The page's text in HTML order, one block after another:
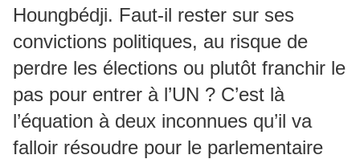
Houngbédji. Faut-il rester sur ses
convictions politiques, au risque de
perdre les élections ou plutôt franchir le
pas pour entrer à l’UN ? C’est là
l’équation à deux inconnues qu’il va
falloir résoudre pour le parlementaire